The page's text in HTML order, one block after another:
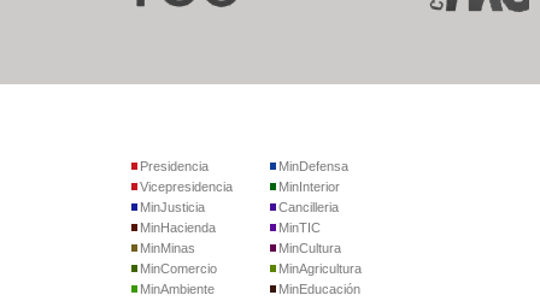
Presidencia
Vicepresidencia
MinJusticia
MinDefensa
MinInterior
Cancilleria
MinHacienda
MinMinas
MinComercio
MinTIC
MinCultura
MinAgricultura
MinAmbiente
MinEducación